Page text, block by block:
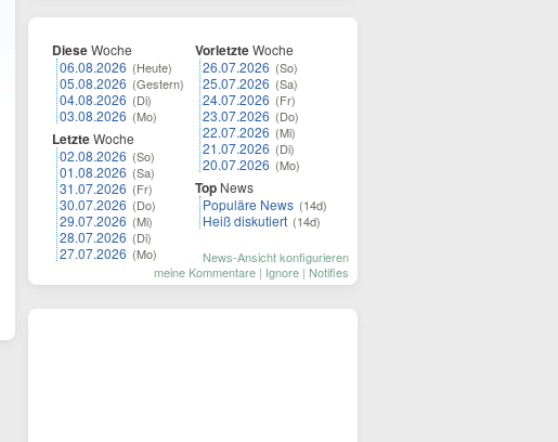
DieseWoche
06.08.2026 (Heute)
05.08.2026 (Gestern)
04.08.2026 (Di)
03.08.2026 (Mo)
LetzteWoche
02.08.2026 (So)
01.08.2026 (Sa)
31.07.2026 (Fr)
30.07.2026 (Do)
29.07.2026 (Mi)
28.07.2026 (Di)
27.07.2026 (Mo)
VorletzteWoche
26.07.2026 (So)
25.07.2026 (Sa)
24.07.2026 (Fr)
23.07.2026 (Do)
22.07.2026 (Mi)
21.07.2026 (Di)
20.07.2026 (Mo)
Top News
Populäre News (14d)
Heiß diskutiert (14d)
News-Ansicht konfigurieren
meine Kommentare | Ignore | Notifies